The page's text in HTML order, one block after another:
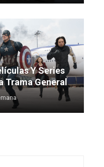
Y Series
Trama General